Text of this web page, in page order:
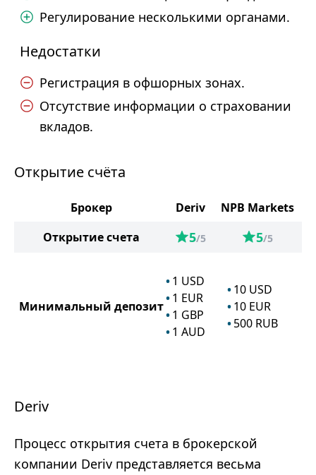
Регулирование несколькими органами.
Недостатки
Регистрация в офшорных зонах.
Отсутствие информации о страховании
вкладов.
Открытие счёта
Брокер Deriv
NPB Markets
Открытие счета
5/5 5/5
Минимальный депозит
1 USD
1 EUR
1 GBP
1 AUD
10 USD
10 EUR
500 RUB
Deriv
Процесс открытия счета в брокерской
компании Deriv представляется весьма